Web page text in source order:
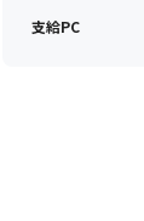
支給PC